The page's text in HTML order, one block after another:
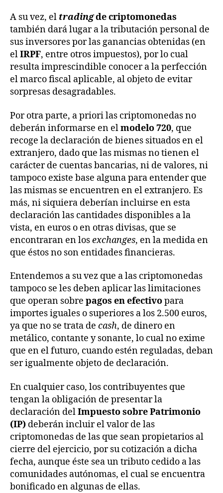
A su vez, el tradingde criptomonedas
también dará lugar a la tributación personal de
sus inversores por las ganancias obtenidas (en
elIRPF, entre otros impuestos), por lo cual
resulta imprescindible conocer a la perfección
el marco fiscal aplicable, al objeto de evitar
sorpresas desagradables.
Por otra parte, a priori las criptomonedas no
deberán informarse en elmodelo 720, que
recoge la declaración de bienes situados en el
extranjero, dado que las mismas no tienen el
carácter de cuentas bancarias, ni de valores, ni
tampoco existe base alguna para entender que
las mismas se encuentren en el extranjero. Es
más, ni siquiera deberían incluirse en esta
declaración las cantidades disponibles a la
vista, en euros o en otras divisas, que se
encontraran en losexchanges, en la medida en
que éstos no son entidades financieras.
Entendemos a su vez que a las criptomonedas
tampoco se les deben aplicar las limitaciones
que operan sobre pagos en efectivopara
importes iguales o superiores a los 2.500 euros,
ya que no se trata de cash, de dinero en
metálico, contante y sonante, lo cual no exime
que en el futuro, cuando estén reguladas, deban
ser igualmente objeto de declaración.
En cualquier caso, los contribuyentes que
tengan la obligación de presentar la
declaración delImpuesto sobre Patrimonio
(IP) deberán incluir el valor de las
criptomonedas de las que sean propietarios al
cierre del ejercicio, por su cotización a dicha
fecha, aunque éste sea un tributo cedido a las
comunidades autónomas, el cual se encuentra
bonificado en algunas de ellas.